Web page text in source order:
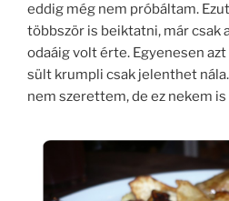
eddig még nem próbáltam.
többször is beiktatni, már csak
odaáig volt érte. Egyenesen
sült krumpli csak jelenthet
nem szerettem, de ez nekem is